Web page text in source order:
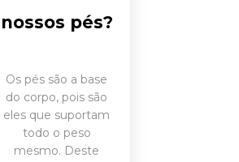
nossos pés?
Os pés são a base
do corpo, pois são
eles que suportam
todo o peso
mesmo. Deste